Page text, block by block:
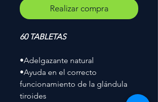
Realizar compra
60 TABLETAS
•Adelgazante natural
•Ayuda en el correcto
funcionamiento de la glándula
tiroides